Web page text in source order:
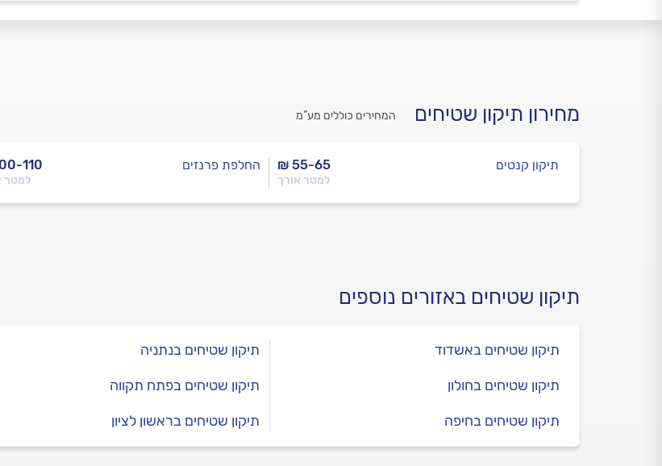
מחירון תיקון שטיחים המחירים כוללים מע”מ
₪ 55-65
למטר אורך
תיקון קנטים 110
למטר
החלפת פרנזים
תיקון שטיחים באזורים נוספים
תיקון שטיחים באשדוד
תיקון שטיחים בחולון
תיקון שטיחים בחיפה
תיקון שטיחים בנתניה
תיקון שטיחים בפתח תקווה
תיקון שטיחים בראשון לציון